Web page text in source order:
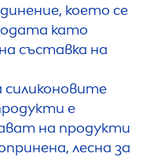
което се
като
съставка на
е
на продукти
лесна за